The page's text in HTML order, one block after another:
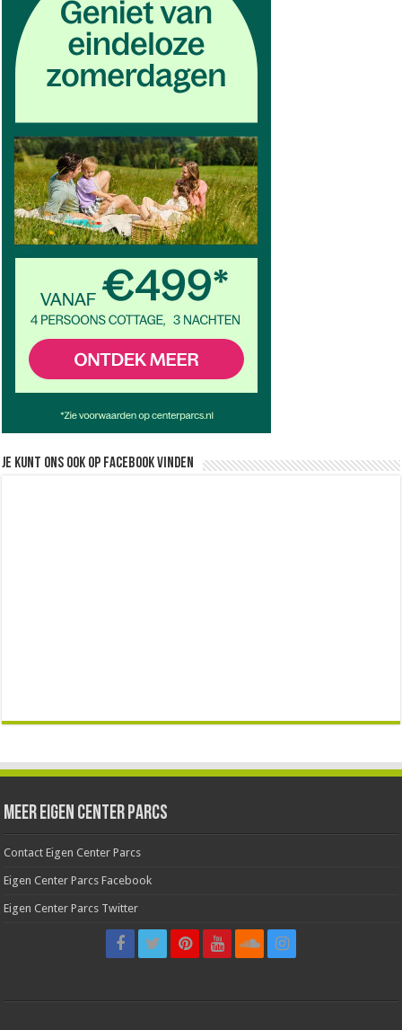
Je kunt ons ook op facebook vinden
Meer Eigen Center Parcs
Contact Eigen Center Parcs
Eigen Center Parcs Facebook
Eigen Center Parcs Twitter